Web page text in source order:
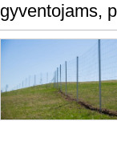
gyventojams,